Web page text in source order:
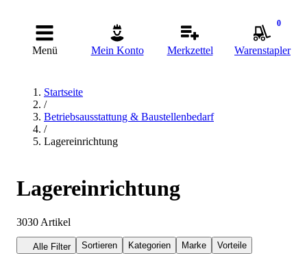
Menü Mein Konto Merkzettel
0
Warenstapler
Startseite
/
Betriebsausstattung & Baustellenbedarf
/
Lagereinrichtung
Lagereinrichtung
3030 Artikel
Alle Filter Sortieren Kategorien Marke Vorteile